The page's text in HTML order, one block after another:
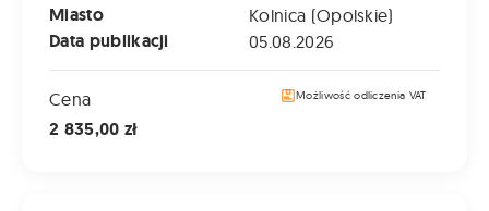
Miasto
Kolnica (Opolskie)
Data publikacji 05.08.2026
Cena
2 835,00 zł
Możliwość odliczenia VAT